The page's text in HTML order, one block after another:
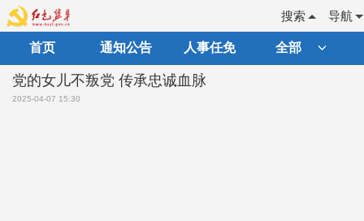
导航
搜索
首页 通知公告 人事任免 全部
党的女儿不叛党 传承忠诚血脉
2025-04-07 15:30